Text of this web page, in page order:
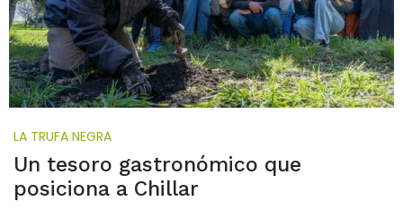
LA TRUFA NEGRA
Un tesoro gastronómico que
posiciona a Chillar